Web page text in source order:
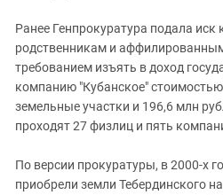
Ранее Генпрокуратура подала иск
родственникам и
требованием изъять в доход
компанию "Кубанское"
земельные участки и 196,6 млн
проходят 27 физлиц и пять
По версии прокуратуры, в 2000-х
приобрели земли Тебердинского